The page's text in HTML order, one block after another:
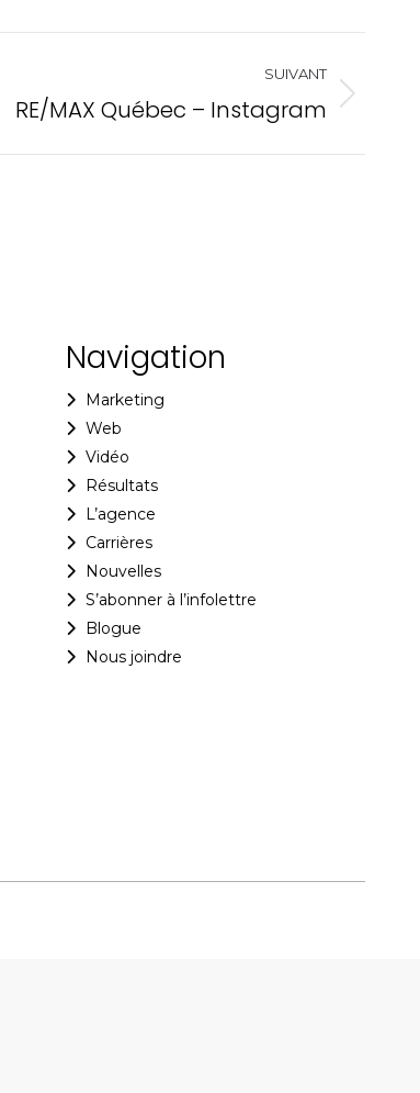
SUIVANT
RE/MAX Québec – Instagram
Navigation
Marketing
Web
Vidéo
Résultats
L’agence
Carrières
Nouvelles
S’abonner à l’infolettre
Blogue
Nous joindre